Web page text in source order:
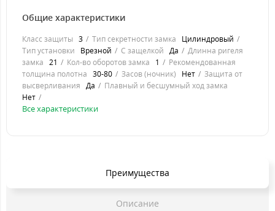
Общие характеристики
Класс защиты 3 Тип секретности замка
Цилиндровый
Тип установки
Врезной С защелкой Да
Длинна ригеля
замка 21 Кол-во оборотов замка 1
Рекомендованная
толщина полотна 30-80 Засов (ночник) Нет
Защита от
высверливания Да
Плавный и бесшумный ход замка
Нет
Все характеристики
Преимущества
Описание